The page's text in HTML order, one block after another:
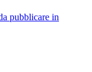
pubblicare in